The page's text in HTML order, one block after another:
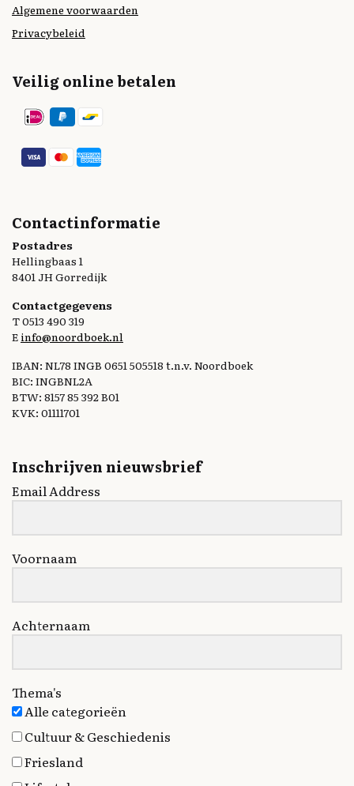
Algemene voorwaarden
Privacybeleid
Veilig online betalen
Contactinformatie
Postadres
Hellingbaas 1
8401 JH Gorredijk
Contactgegevens
T 0513 490 319
E info@noordboek.nl
IBAN: NL78 INGB 0651 505518 t.n.v. Noordboek
BIC: INGBNL2A
BTW: 8157 85 392 B01
KVK: 01111701
Inschrijven nieuwsbrief
Email Address
Voornaam
Achternaam
Thema's
Alle categorieën
Cultuur & Geschiedenis
Friesland